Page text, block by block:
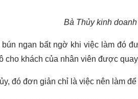
Bà Thủy kinh
bún ngan bất ngờ khi việc làm đó
cho khách của nhân viên được
đó đơn giản chỉ là việc nên làm